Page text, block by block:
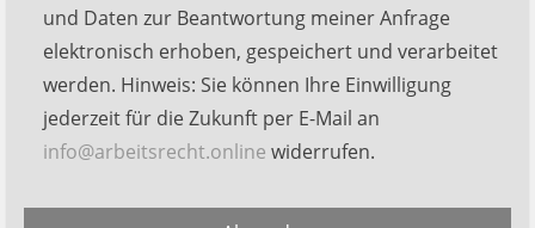
dieses
Feld
leer.
und Daten zur Beantwortung meiner Anfrage
elektronisch erhoben, gespeichert und verarbeitet
werden. Hinweis: Sie können Ihre Einwilligung
jederzeit für die Zukunft per E-Mail an
info@arbeitsrecht.online widerrufen.